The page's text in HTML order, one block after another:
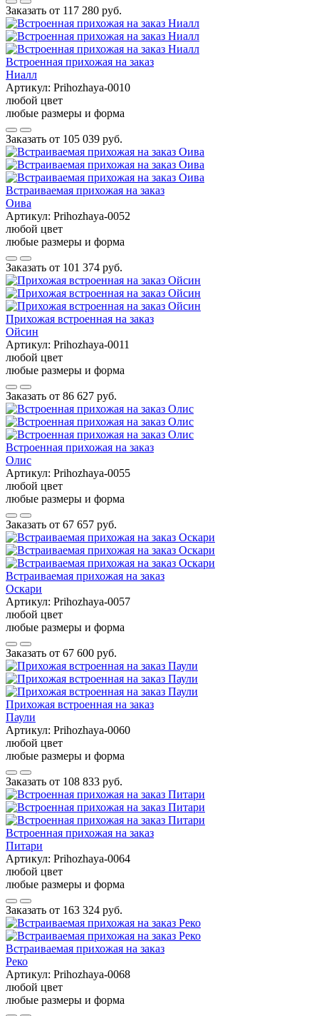
Заказать от 117 280 руб.
Встроенная прихожая на заказ
Ниалл
Артикул: Prihozhaya-0010
любой цвет
любые размеры и форма
Заказать от 105 039 руб.
Встраиваемая прихожая на заказ
Оива
Артикул: Prihozhaya-0052
любой цвет
любые размеры и форма
Заказать от 101 374 руб.
Прихожая встроенная на заказ
Ойсин
Артикул: Prihozhaya-0011
любой цвет
любые размеры и форма
Заказать от 86 627 руб.
Встроенная прихожая на заказ
Олис
Артикул: Prihozhaya-0055
любой цвет
любые размеры и форма
Заказать от 67 657 руб.
Встраиваемая прихожая на заказ
Оскари
Артикул: Prihozhaya-0057
любой цвет
любые размеры и форма
Заказать от 67 600 руб.
Прихожая встроенная на заказ
Паули
Артикул: Prihozhaya-0060
любой цвет
любые размеры и форма
Заказать от 108 833 руб.
Встроенная прихожая на заказ
Питари
Артикул: Prihozhaya-0064
любой цвет
любые размеры и форма
Заказать от 163 324 руб.
Встраиваемая прихожая на заказ
Реко
Артикул: Prihozhaya-0068
любой цвет
любые размеры и форма